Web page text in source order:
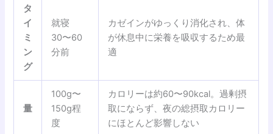
タ
イ
ミ
ン
グ
就寝
30〜60
分前
カゼインがゆっくり消化され、体
が休息中に栄養を吸収するため最
適
量
100g〜
150g程
度
カロリーは約60〜90kcal。過剰摂
取にならず、夜の総摂取カロリー
にほとんど影響しない